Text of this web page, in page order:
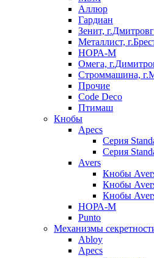
Аллюр
Гардиан
Зенит,
Металлист,
НОРА-М
Омега,
Строммашина,
Прочие
Code Deco
Птимаш
Кнобы
Apecs
Серия
Серия
Avers
Кнобы
Кнобы
Кнобы
НОРА-М
Punto
Механизмы
Abloy
Apecs